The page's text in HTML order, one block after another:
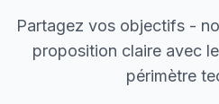
Partagez vos objectifs -
proposition claire avec
périmètre